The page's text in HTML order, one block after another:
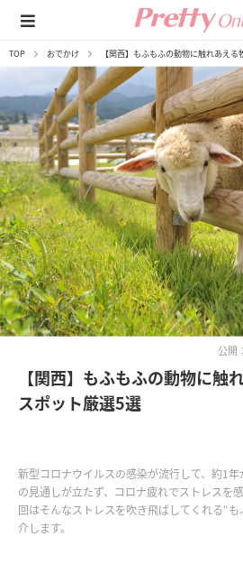
TOP おでかけ 【関西】もふもふの動物に触れあえ
公開
【関西】もふもふの動物に触
スポット厳選5選
新型コロナウイルスの感染が流行して、約1
の見通しが立たず、コロナ疲れでストレスを
回はそんなストレスを吹き飛ばしてくれる“
介します。